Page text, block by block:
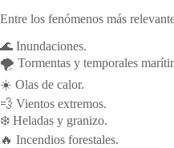
Entre los fenómenos más
🌊 Inundaciones.
🌪️ Tormentas y temporales
☀️ Olas de calor.
💨 Vientos extremos.
❄️ Heladas y granizo.
🔥 Incendios forestales.